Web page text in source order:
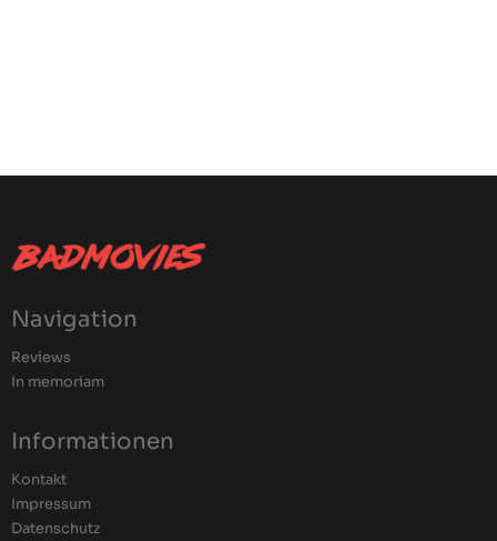
Navigation
Reviews
In memoriam
Informationen
Kontakt
Impressum
Datenschutz